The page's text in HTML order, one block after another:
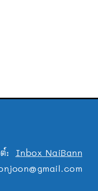
: Inbox NaiBann